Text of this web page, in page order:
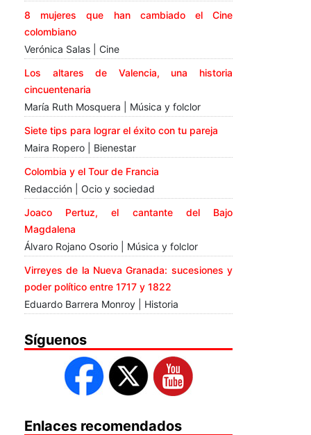
8 mujeres que han cambiado el Cine
colombiano
Verónica Salas | Cine
Los altares de Valencia, una historia
cincuentenaria
María Ruth Mosquera | Música y folclor
Siete tips para lograr el éxito con tu pareja
Maira Ropero | Bienestar
Colombia y el Tour de Francia
Redacción | Ocio y sociedad
Joaco Pertuz, el cantante del Bajo
Magdalena
Álvaro Rojano Osorio | Música y folclor
Virreyes de la Nueva Granada: sucesiones y
poder político entre 1717 y 1822
Eduardo Barrera Monroy | Historia
Síguenos
Enlaces recomendados